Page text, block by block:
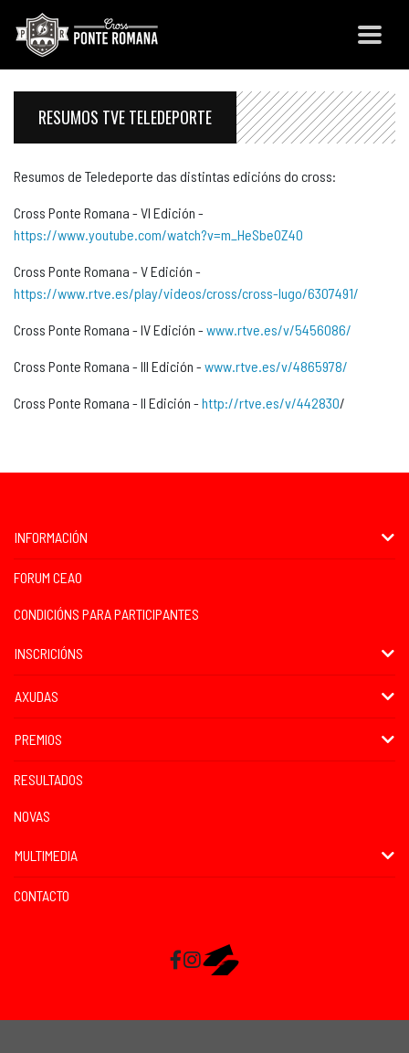
RESUMOS TVE TELEDEPORTE
Resumos de Teledeporte das distintas edicións do cross:
Cross Ponte Romana - VI Edición -
https://www.youtube.com/watch?v=m_HeSbeOZ40
Cross Ponte Romana - V Edición -
https://www.rtve.es/play/videos/cross/cross-lugo/6307491/
Cross Ponte Romana - IV Edición - www.rtve.es/v/5456086/
Cross Ponte Romana - III Edición - www.rtve.es/v/4865978/
Cross Ponte Romana - II Edición - http://rtve.es/v/442830/
INFORMACIÓN
FORUM CEAO
CONDICIÓNS PARA PARTICIPANTES
INSCRICIÓNS
AXUDAS
PREMIOS
RESULTADOS
NOVAS
MULTIMEDIA
CONTACTO
Facebook
InstagramRaceMapp